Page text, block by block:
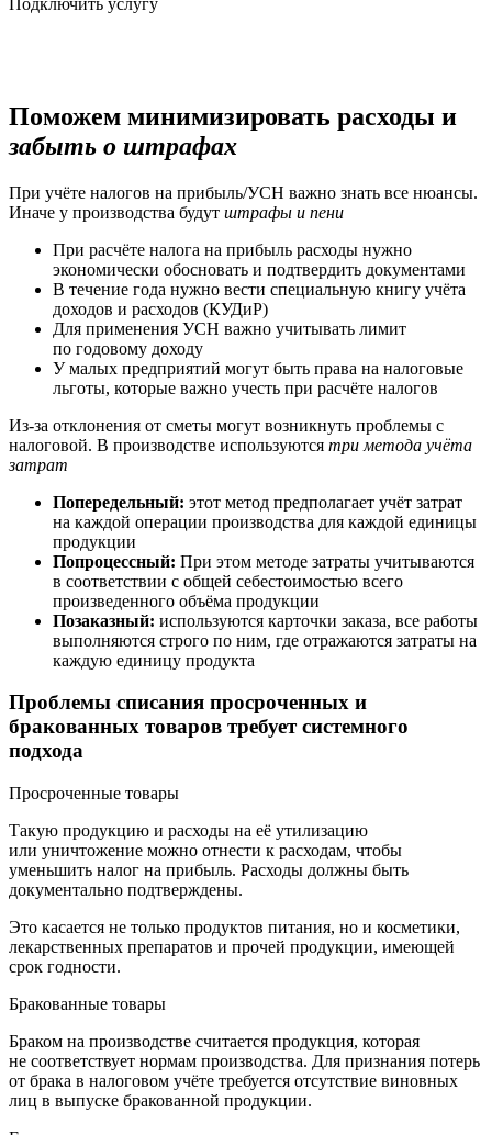
Поможем минимизировать расходы и
забыть о штрафах
При учёте налогов на прибыль/УСН важно знать все нюансы.
Иначе у производства будут штрафы и пени
При расчёте налога на прибыль расходы нужно
экономически обосновать и подтвердить документами
В течение года нужно вести специальную книгу учёта
доходов и расходов (КУДиР)
Для применения УСН важно учитывать лимит
по годовому доходу
У малых предприятий могут быть права на налоговые
льготы, которые важно учесть при расчёте налогов
Из-за отклонения от сметы могут возникнуть проблемы с
налоговой. В производстве используются три метода учёта
затрат
Попередельный: этот метод предполагает учёт затрат
на каждой операции производства для каждой единицы
продукции
Попроцессный: При этом методе затраты учитываются
в соответствии с общей себестоимостью всего
произведенного объёма продукции
Позаказный: используются карточки заказа, все работы
выполняются строго по ним, где отражаются затраты на
каждую единицу продукта
Проблемы списания просроченных и
бракованных товаров требует системного
подхода
Просроченные товары
Такую продукцию и расходы на её утилизацию
или уничтожение можно отнести к расходам, чтобы
уменьшить налог на прибыль. Расходы должны быть
документально подтверждены.
Это касается не только продуктов питания, но и косметики,
лекарственных препаратов и прочей продукции, имеющей
срок годности.
Бракованные товары
Браком на производстве считается продукция, которая
не соответствует нормам производства. Для признания потерь
от брака в налоговом учёте требуется отсутствие виновных
лиц в выпуске бракованной продукции.